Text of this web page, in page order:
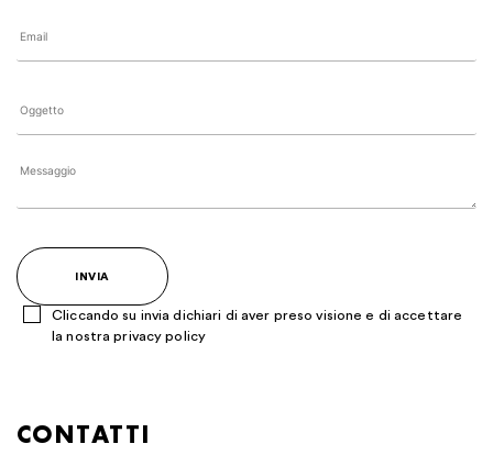
Si
prega
di
lasciare
vuoto
Cliccando su invia dichiari di aver preso visione e di accettare
la nostraprivacy policy
CONTATTI